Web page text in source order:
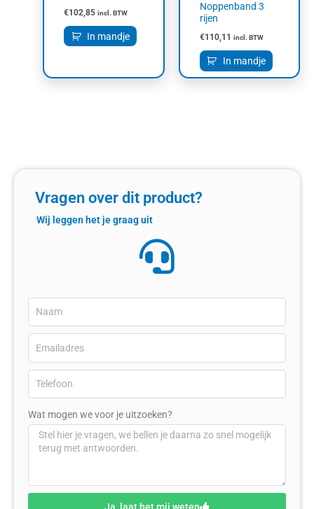
€102,85 incl. BTW
In mandje
Noppenband 3
rijen
€110,11 incl. BTW
In mandje
Vragen over dit product?
Wij leggen het je graag uit
Wat mogen we voor je uitzoeken?